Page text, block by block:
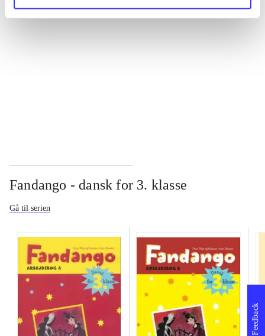
...
Fandango - dansk for 3. klasse
Gå til serien
Feedback